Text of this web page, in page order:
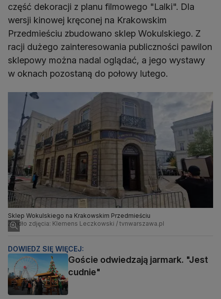
część dekoracji z planu filmowego "Lalki". Dla
wersji kinowej kręconej na Krakowskim
Przedmieściu zbudowano sklep Wokulskiego. Z
racji dużego zainteresowania publiczności pawilon
sklepowy można nadal oglądać, a jego wystawy
w oknach pozostaną do połowy lutego.
Sklep Wokulskiego na Krakowskim Przedmieściu
Źródło zdjęcia: Klemens Leczkowski / tvnwarszawa.pl
DOWIEDZ SIĘ WIĘCEJ:
Goście odwiedzają jarmark. "Jest
cudnie"